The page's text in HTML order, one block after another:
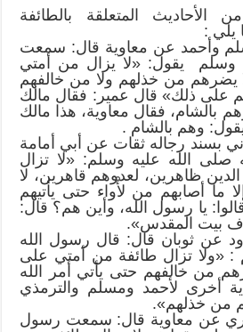
الأحاديث المتعلقة بالطائفة
يلي :
وأحمد عن معاوية قال: سمعت
وسلم يقول: «لا يزال من أمتي
يضرهم من خذلهم ولا من خالفهم
على ذلك» قال عمير: فقال مالك
بالشام، فقال معاوية، هذا مالك
وهم بالشام .
بسند رجاله ثقات عن أبي أمامة
صلى الله عليه وسلم: «لا تزال
ظاهرين، لعدوهم قاهرين، لا
ما أصابهم من لأْواء حتى يأتيهم
يا رسول الله، وأين هم؟ قال:
بيت المقدس».
عن ثوبان قال: قال رسول الله
: «ولا تزال طائفة من أمتي على
من خالفهم حتى يأتي أمر الله
أخرى لأحمد ومسلم والترمذي
من خذلهم».
عن معاوية قال: سمعت رسول